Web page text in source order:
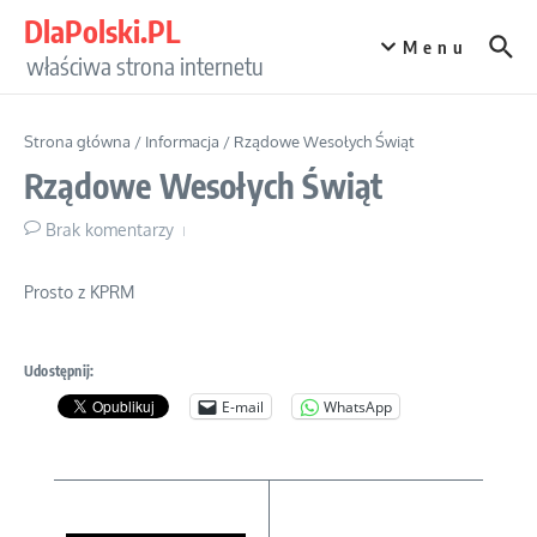
DlaPolski.PL
właściwa strona internetu
Menu
Strona główna / Informacja / Rządowe Wesołych Świąt
Rządowe Wesołych Świąt
Brak komentarzy
Prosto z KPRM
Udostępnij:
E-mail WhatsApp